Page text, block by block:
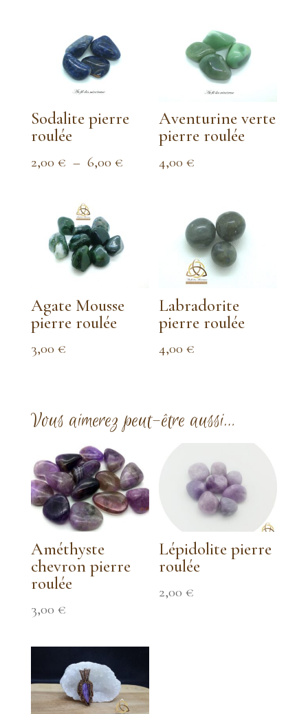
Sodalite pierre
roulée
2,00 € – 6,00 €Plage
6,00 €
Aventurine verte
pierre roulée
4,00€
Agate Mousse
pierre roulée
3,00 €
Labradorite
pierre roulée
4,00€
Vous aimerez peut-être aussi…
Améthyste
chevron pierre
roulée
3,00 €
Lépidolite pierre
roulée
2,00€